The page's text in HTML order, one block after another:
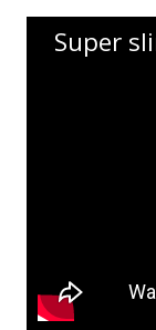
Super